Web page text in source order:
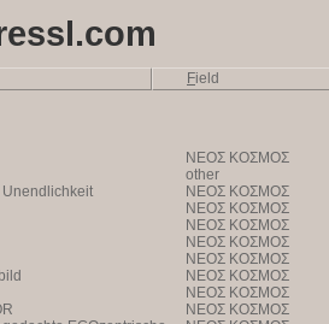
Field
NEOΣ KOΣMOΣ
other
Unendlichkeit
NEOΣ KOΣMOΣ
NEOΣ KOΣMOΣ
NEOΣ KOΣMOΣ
NEOΣ KOΣMOΣ
NEOΣ KOΣMOΣ
NEOΣ KOΣMOΣ
NEOΣ KOΣMOΣ
NEOΣ KOΣMOΣ